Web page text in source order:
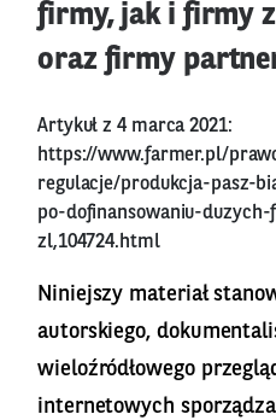
firmy, jak i firmy
oraz firmy
Artykuł z 4 marca 2021:
https://www.farmer.pl/
regulacje/produkcja-pasz-
po-dofinansowaniu-
zl,104724.html
Niniejszy materiał
autorskiego,
wieloźródłowego
internetowych